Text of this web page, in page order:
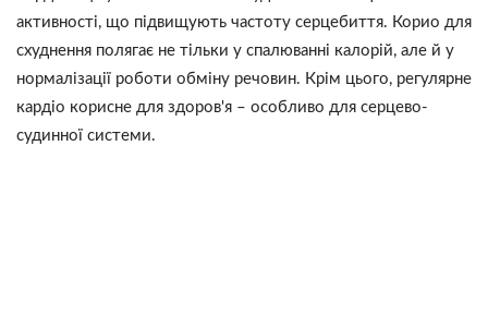
активності, що підвищують частоту серцебиття. Корио для
схуднення полягає не тільки у спалюванні калорій, але й у
нормалізації роботи обміну речовин. Крім цього, регулярне
кардіо корисне для здоров'я – особливо для серцево-
судинної системи.